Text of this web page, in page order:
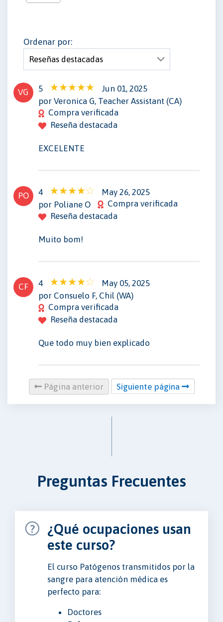
Ordenar por:
VG 5
Jun 01, 2025
por Veronica G, Teacher Assistant (CA)
Compra verificada
Reseña destacada
EXCELENTE
PO 4
May 26, 2025
por Poliane O
Compra verificada
Reseña destacada
Muito bom!
CF 4
May 05, 2025
por Consuelo F, Chil (WA)
Compra verificada
Reseña destacada
Que todo muy bien explicado
Página anterior Siguiente página
Preguntas Frecuentes
¿Qué ocupaciones usan
este curso?
El curso Patógenos transmitidos por la
sangre para atención médica es
perfecto para:
Doctores